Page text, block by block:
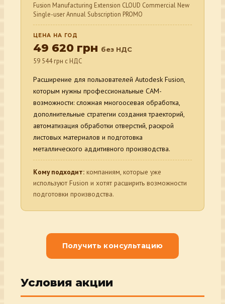
Fusion Manufacturing Extension CLOUD Commercial New
Single-user Annual Subscription PROMO
ЦЕНА НА ГОД
49 620 грн без НДС
59 544 грн с НДС
Расширение для пользователей Autodesk Fusion,
которым нужны профессиональные CAM-
возможности: сложная многоосевая обработка,
дополнительные стратегии создания траекторий,
автоматизация обработки отверстий, раскрой
листовых материалов и подготовка
металлического аддитивного производства.
Кому подходит: компаниям, которые уже
используют Fusion и хотят расширить возможности
подготовки производства.
Получить консультацию
Условия акции